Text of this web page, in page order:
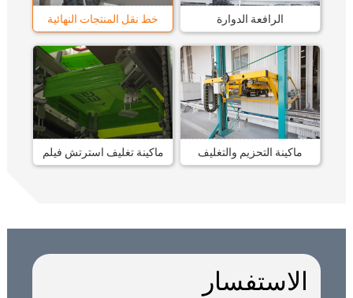
الرافعة الدوارة خط نقل المنتجات النهائية
ماكينة التحزيم والتغليف ماكينة تغليف استرتش فيلم
الاستفسار